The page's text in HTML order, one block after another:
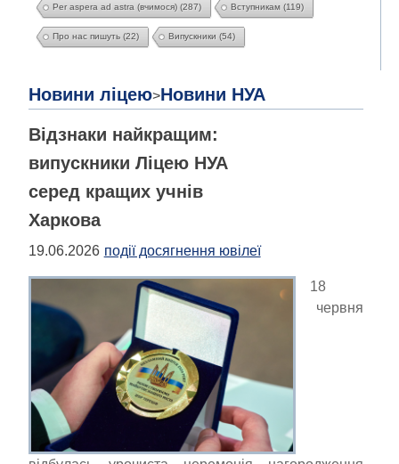
Per aspera ad astra (вчимося) (287) Вступникам (119)
Про нас пишуть (22) Випускники (54)
Новини ліцею>Новини НУА
Відзнаки найкращим:
випускники Ліцею НУА
серед кращих учнів
Харкова
19.06.2026 події досягнення ювілеї
18
червня